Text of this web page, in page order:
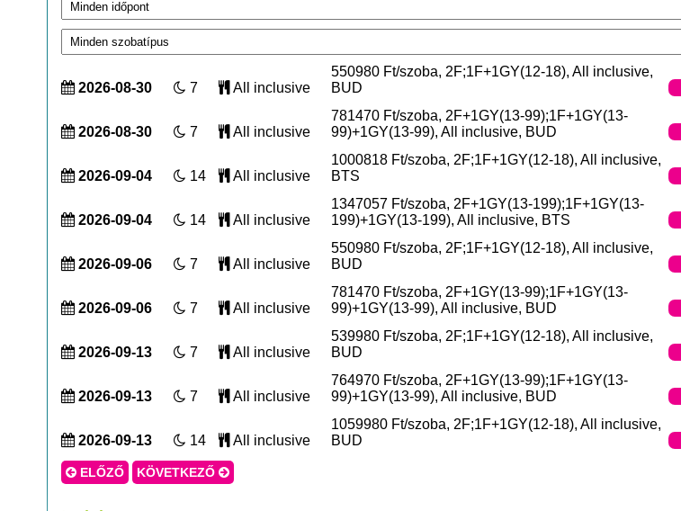
2026-08-30 7 All inclusive
550980 Ft/szoba, 2F;1F+1GY(12-18), All inclusive,
BUD
2026-08-30 7 All inclusive
781470 Ft/szoba, 2F+1GY(13-99);1F+1GY(13-
99)+1GY(13-99), All inclusive, BUD
2026-09-04 14 All inclusive
1000818 Ft/szoba, 2F;1F+1GY(12-18), All inclusive,
BTS
2026-09-04 14 All inclusive
1347057 Ft/szoba, 2F+1GY(13-199);1F+1GY(13-
199)+1GY(13-199), All inclusive, BTS
2026-09-06 7 All inclusive
550980 Ft/szoba, 2F;1F+1GY(12-18), All inclusive,
BUD
2026-09-06 7 All inclusive
781470 Ft/szoba, 2F+1GY(13-99);1F+1GY(13-
99)+1GY(13-99), All inclusive, BUD
2026-09-13 7 All inclusive
539980 Ft/szoba, 2F;1F+1GY(12-18), All inclusive,
BUD
2026-09-13 7 All inclusive
764970 Ft/szoba, 2F+1GY(13-99);1F+1GY(13-
99)+1GY(13-99), All inclusive, BUD
2026-09-13 14 All inclusive
1059980 Ft/szoba, 2F;1F+1GY(12-18), All inclusive,
BUD
ELŐZŐ KÖVETKEZŐ